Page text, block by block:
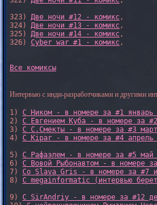
323) Две ночи #12 - комикс,
324) Две ночи #13 - комикс,
325) Две ночи #14 - комикс,
326) Cyber war #1 - комикс,
Все комиксы
Интервью с инди-разработчиками и другими
1) С Ником - в номере за #1 январь
2) С Евгением Куба - в номере за
3) С С.Смекты - в номере за #3
4) С Kipar - в номере за #4 апрель
5) С Рафаэлем - в номере за #5 май
6) С Вовой Рыбонавтом - в номере
7) Со Slava Gris - в номере за #7
8) С megainformatic (интервью
9) С SirAndriy - в номере за #12